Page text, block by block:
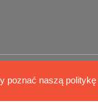
poznać naszą